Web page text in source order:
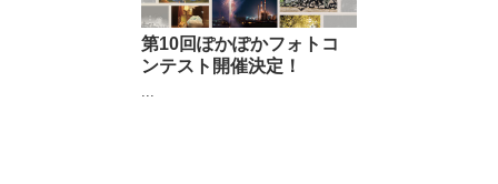
第10回ぽかぽかフォトコ
ンテスト開催決定！
...